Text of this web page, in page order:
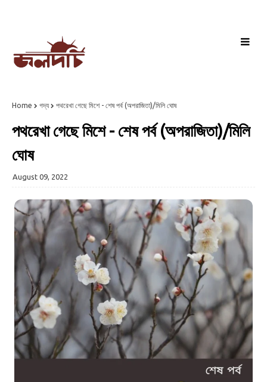
Home গদ্য পথরেখা গেছে মিশে - শেষ পর্ব (অপরাজিতা)/মিলি ঘোষ
পথরেখা গেছে মিশে - শেষ পর্ব (অপরাজিতা)/মিলি
ঘোষ
August 09, 2022